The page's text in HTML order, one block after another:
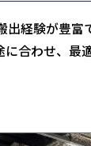
経験が豊富
合わせ、最